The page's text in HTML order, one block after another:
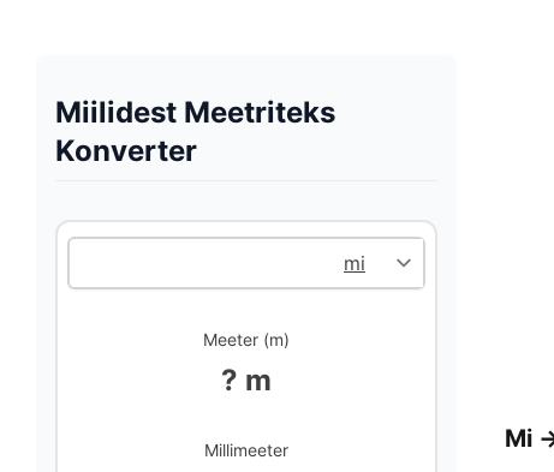
Miilidest Meetriteks
Konverter
Meeter (m)
? m
Millimeeter Mi -